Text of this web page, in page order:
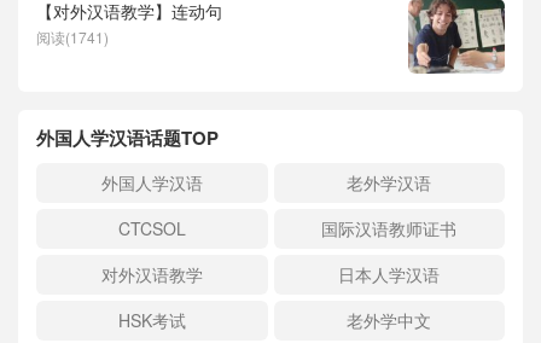
【对外汉语教学】连动句
阅读(1741)
外国人学汉语话题TOP
外国人学汉语
老外学汉语
CTCSOL
国际汉语教师证书
对外汉语教学
日本人学汉语
HSK考试
老外学中文